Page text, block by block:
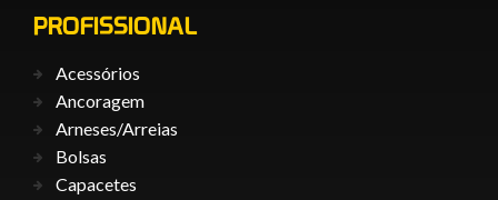
PROFISSIONAL
Acessórios
Ancoragem
Arneses/Arreias
Bolsas
Capacetes